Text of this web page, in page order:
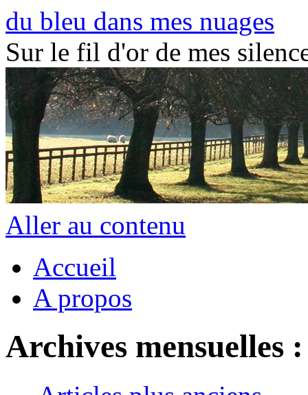
du bleu dans mes nuages
Sur le fil d'or de mes
Aller au contenu
Accueil
A propos
Archives mensuelles